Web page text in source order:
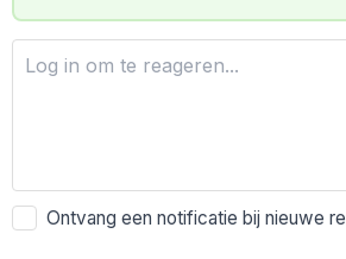
Ontvang een notificatie bij nieuwe